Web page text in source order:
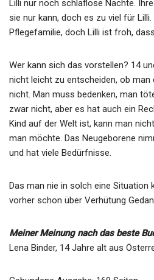
Lilli nur noch schlaflose Nächte.
sie nur kann, doch es zu viel für
Pflegefamilie, doch Lilli ist froh,
Wer kann sich das vorstellen? 14
nicht leicht zu entscheiden, ob
nicht. Man muss bedenken, man
zwar nicht, aber es hat auch ein
Kind auf der Welt ist, kann man
man möchte. Das Neugeborene
und hat viele Bedürfnisse.
Das man nie in solch eine
vorher schon über Verhütung
Meiner Meinung nach das beste
Lena Binder, 14 Jahre alt aus